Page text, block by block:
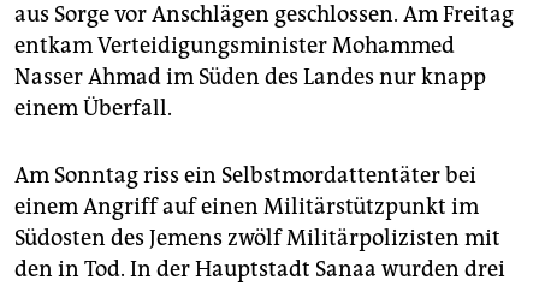
aus Sorge vor Anschlägen geschlossen. Am Freitag
entkam Verteidigungsminister Mohammed
Nasser Ahmad im Süden des Landes nur knapp
einem Überfall.
Am Sonntag riss ein Selbstmordattentäter bei
einem Angriff auf einen Militärstützpunkt im
Südosten des Jemens zwölf Militärpolizisten mit
den in Tod. In der Hauptstadt Sanaa wurden drei